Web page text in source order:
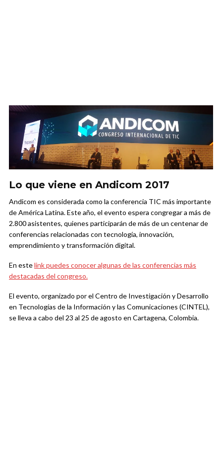
Lo que viene en Andicom 2017
Andicom es considerada como la conferencia TIC más importante
de América Latina. Este año, el evento espera congregar a más de
2.800 asistentes, quienes participarán de más de un centenar de
conferencias relacionadas con tecnología, innovación,
emprendimiento y transformación digital.
En estelink puedes conocer algunas de las conferencias más
destacadas del congreso.
El evento, organizado por el Centro de Investigación y Desarrollo
en Tecnologías de la Información y las Comunicaciones (CINTEL),
se lleva a cabo del 23 al 25 de agosto en Cartagena, Colombia.